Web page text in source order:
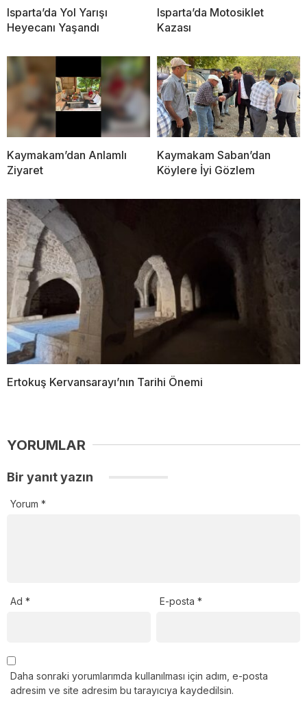
Isparta’da Yol Yarışı
Heyecanı Yaşandı
Isparta’da Motosiklet
Kazası
Kaymakam’dan Anlamlı
Ziyaret
Kaymakam Saban’dan
Köylere İyi Gözlem
Ertokuş Kervansarayı’nın Tarihi Önemi
YORUMLAR
Bir yanıt yazın
Yorum *
Ad * E-posta*
Daha sonraki yorumlarımda kullanılması için adım, e-posta
adresim ve site adresim bu tarayıcıya kaydedilsin.